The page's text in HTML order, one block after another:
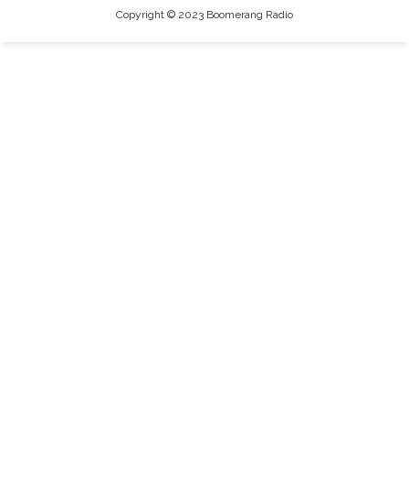
Copyright © 2023 Boomerang Radio